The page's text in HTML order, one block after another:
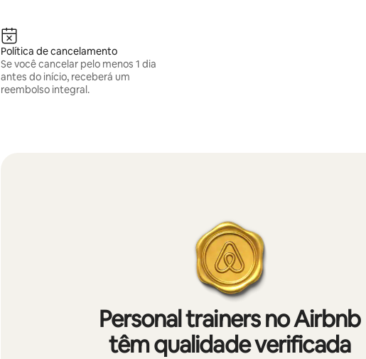
Política de cancelamento
Se você cancelar pelo menos 1 dia
antes do início, receberá um
reembolso integral.
Personal trainers no Airbnb
têm qualidade verificada